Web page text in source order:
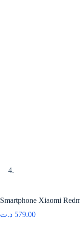
Smartphone Xiaomi
579.00 د.ت